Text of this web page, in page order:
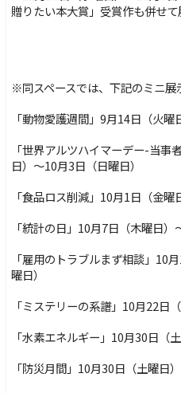
贈りたい本大賞」受賞作も併せ
※同スペースでは、下記のミニ展
「動物愛護週間」9月14日（火曜
「世界アルツハイマーデー-当
日）～10月3日（日曜日）
「食品ロス削減」10月1日（金曜
「統計の日」10月7日（木曜日）
「雇用のトラブルまず相談」10
曜日）
「ミステリーの系譜」10月22日
「水素エネルギー」10月30日（
「防災月間」10月30日（土曜日